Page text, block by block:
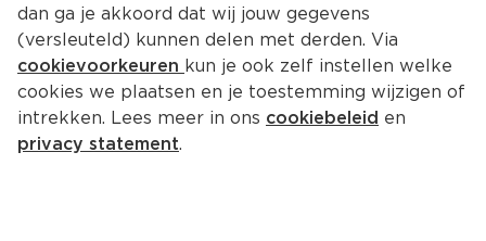
Chateau de l'Horte Syrah
Grenache
dan ga je akkoord dat wij jouw gegevens
(versleuteld) kunnen delen met derden. Via
cookievoorkeuren kun je ook zelf instellen welke
cookies we plaatsen en je toestemming wijzigen of
intrekken. Lees meer in ons cookiebeleid en
privacy statement.